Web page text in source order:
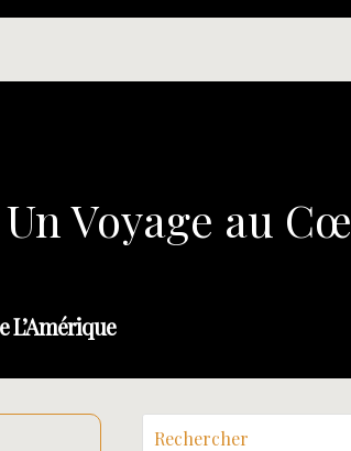
Voyage au
L’Amérique
Rechercher